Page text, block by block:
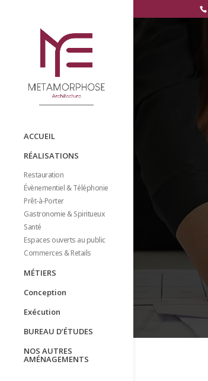
ACCUEIL
RÉALISATIONS
Restauration
Évènementiel & Téléphonie
Prêt-à-Porter
Gastronomie & Spiritueux
Santé
Espaces ouverts au public
Commerces & Retails
MÉTIERS
Conception
Exécution
BUREAU D’ÉTUDES
NOS AUTRES
AMÉNAGEMENTS